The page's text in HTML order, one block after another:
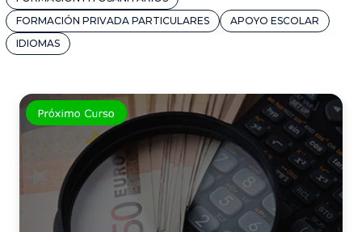
FORMACIÓN PRIVADA PARTICULARES
APOYO ESCOLAR
IDIOMAS